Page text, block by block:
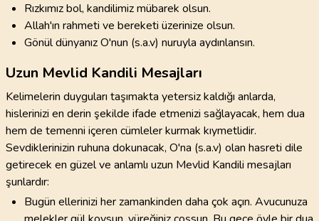
Rızkımız bol, kandilimiz mübarek olsun.
Allah'ın rahmeti ve bereketi üzerinize olsun.
Gönül dünyanız O'nun (s.a.v) nuruyla aydınlansın.
Uzun Mevlid Kandili Mesajları
Kelimelerin duyguları taşımakta yetersiz kaldığı anlarda,
hislerinizi en derin şekilde ifade etmenizi sağlayacak, hem dua
hem de temenni içeren cümleler kurmak kıymetlidir.
Sevdiklerinizin ruhuna dokunacak, O'na (s.a.v) olan hasreti dile
getirecek en güzel ve anlamlı uzun Mevlid Kandili mesajları
şunlardır:
Bugün ellerinizi her zamankinden daha çok açın. Avucunuza